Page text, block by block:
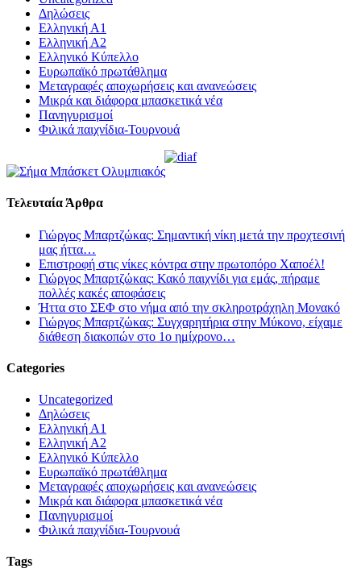
Δηλώσεις
Ελληνική Α1
Ελληνική Α2
Ελληνικό Κύπελλο
Ευρωπαϊκό πρωτάθλημα
Μεταγραφές αποχωρήσεις και ανανεώσεις
Μικρά και διάφορα μπασκετικά νέα
Πανηγυρισμοί
Φιλικά παιχνίδια-Τουρνουά
Τελευταία Άρθρα
Γιώργος Μπαρτζώκας: Σημαντική νίκη μετά την προχτεσινή
μας ήττα…
Επιστροφή στις νίκες κόντρα στην πρωτοπόρο Χαποέλ!
Γιώργος Μπαρτζώκας: Κακό παιχνίδι για εμάς, πήραμε
πολλές κακές αποφάσεις
Ήττα στο ΣΕΦ στο νήμα από την σκληροτράχηλη Μονακό
Γιώργος Μπαρτζώκας: Συγχαρητήρια στην Μύκονο, είχαμε
διάθεση διακοπών στο 1ο ημίχρονο…
Categories
Uncategorized
Δηλώσεις
Ελληνική Α1
Ελληνική Α2
Ελληνικό Κύπελλο
Ευρωπαϊκό πρωτάθλημα
Μεταγραφές αποχωρήσεις και ανανεώσεις
Μικρά και διάφορα μπασκετικά νέα
Πανηγυρισμοί
Φιλικά παιχνίδια-Τουρνουά
Tags